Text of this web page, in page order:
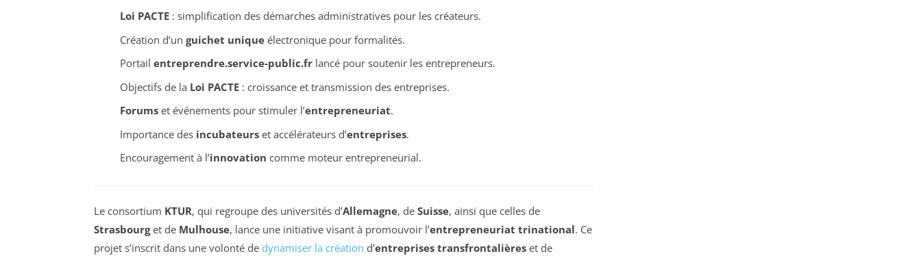
Loi PACTE: simplification des démarches administratives pour les créateurs.
Création d’un guichet uniqueélectronique pour formalités.
Portail entreprendre.service-public.frlancé pour soutenir les entrepreneurs.
Objectifs de la Loi PACTE: croissance et transmission des entreprises.
Forumset événements pour stimuler l’entrepreneuriat.
Importance des incubateurset accélérateurs d’entreprises.
Encouragement à l’innovation comme moteur entrepreneurial.
Le consortium KTUR, qui regroupe des universités d’Allemagne, de Suisse, ainsi que celles de
Strasbourget de Mulhouse, lance une initiative visant à promouvoir l’entrepreneuriat trinational. Ce
projet s’inscrit dans une volonté de dynamiser la création d’entreprises transfrontalières et de